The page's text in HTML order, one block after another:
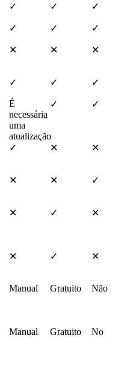
✓ ✓ ✓
✓ ✓ ✓
✕ ✕ ✕
✓ ✓ ✓
É
necessária
uma
atualização
✓ ✓
✓ ✕ ✕
✕ ✕ ✓
✕ ✓ ✕
✕ ✓ ✕
Manual Gratuito Não
Manual Gratuito No